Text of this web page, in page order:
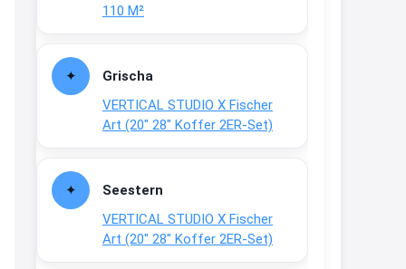
110 M²
Grischa
VERTICAL STUDIO X Fischer
Art (20″ 28″ Koffer 2ER-Set)
Seestern
VERTICAL STUDIO X Fischer
Art (20″ 28″ Koffer 2ER-Set)
13:44
dich zu sehen, alles gut?
15:01
An 01.08. / Sensodyne Rabatt 3€
/ max. 15.000www.erlebe-